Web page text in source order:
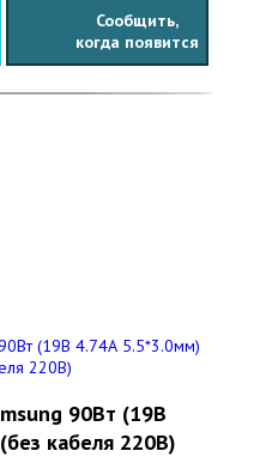
Сообщить,
когда появится
90Вт (19В
кабеля 220В)